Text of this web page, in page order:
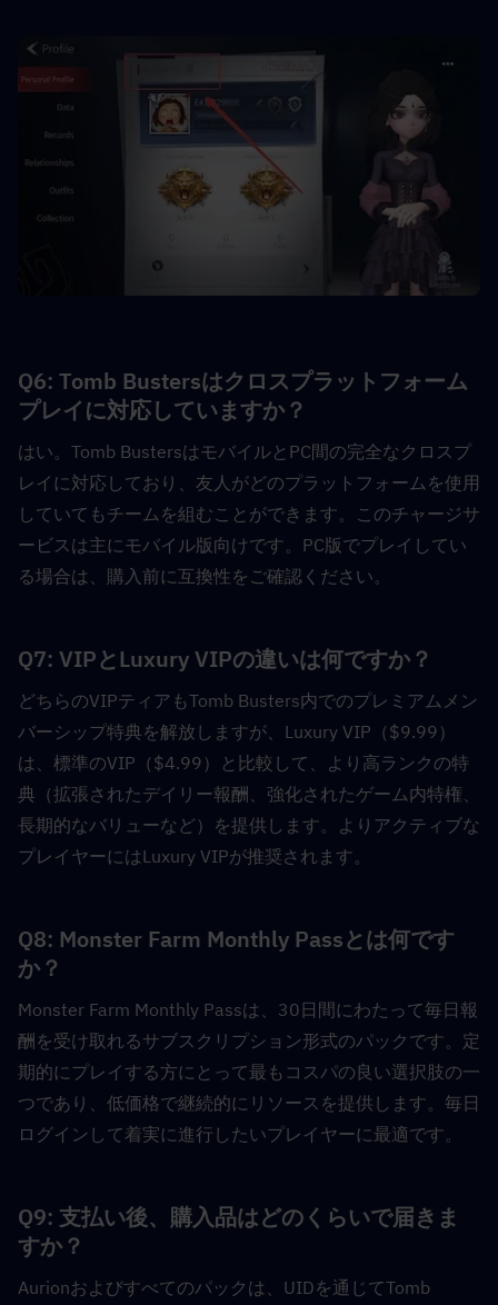
Q6: Tomb Bustersはクロスプラットフォーム
プレイに対応していますか？
はい。Tomb BustersはモバイルとPC間の完全なクロスプ
レイに対応しており、友人がどのプラットフォームを使用
していてもチームを組むことができます。このチャージサ
ービスは主にモバイル版向けです。PC版でプレイしてい
る場合は、購入前に互換性をご確認ください。
Q7: VIPとLuxury VIPの違いは何ですか？
どちらのVIPティアもTomb Busters内でのプレミアムメン
バーシップ特典を解放しますが、Luxury VIP（$9.99）
は、標準のVIP（$4.99）と比較して、より高ランクの特
典（拡張されたデイリー報酬、強化されたゲーム内特権、
長期的なバリューなど）を提供します。よりアクティブな
プレイヤーにはLuxury VIPが推奨されます。
Q8: Monster Farm Monthly Passとは何です
か？
Monster Farm Monthly Passは、30日間にわたって毎日報
酬を受け取れるサブスクリプション形式のパックです。定
期的にプレイする方にとって最もコスパの良い選択肢の一
つであり、低価格で継続的にリソースを提供します。毎日
ログインして着実に進行したいプレイヤーに最適です。
Q9: 支払い後、購入品はどのくらいで届きま
すか？
Aurionおよびすべてのパックは、UIDを通じてTomb